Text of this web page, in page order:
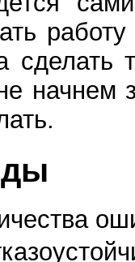
начнем